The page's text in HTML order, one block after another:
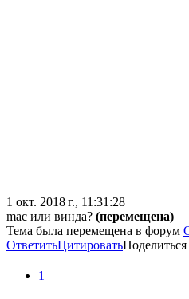
1 окт. 2018 г., 11:31:28
mac или винда? (перемещена)
Тема была перемещена в форум
ОтветитьЦитироватьПоделиться
1